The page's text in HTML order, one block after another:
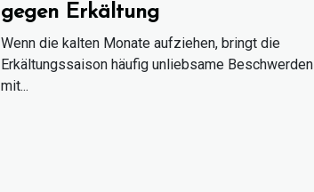
gegen Erkältung
Wenn die kalten Monate aufziehen, bringt die
Erkältungssaison häufig unliebsame Beschwerden
mit...